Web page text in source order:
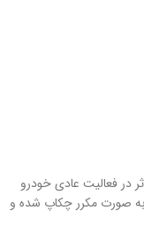
در فعالیت عادی خودرو
به صورت مکرر چکاپ شده و